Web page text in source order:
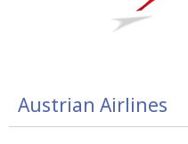
Austrian Airlines